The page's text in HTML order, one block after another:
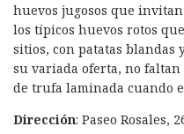
huevos jugosos que
los típicos huevos rotos
sitios, con patatas blandas
su variada oferta, no
de trufa laminada cuando
Dirección: Paseo Rosales,